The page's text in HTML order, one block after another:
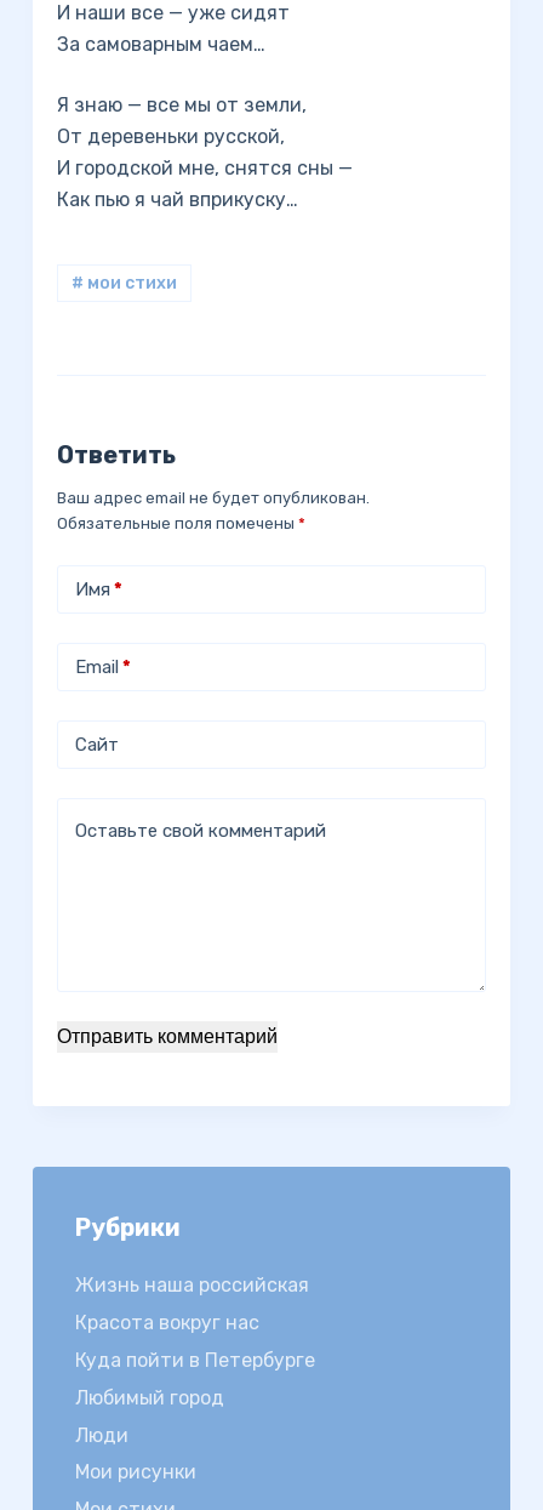
И наши все — уже сидят
За самоварным чаем…
Я знаю — все мы от земли,
От деревеньки русской,
И городской мне, снятся сны —
Как пью я чай вприкуску…
# мои стихи
Ответить
Ваш адрес email не будет опубликован.
Обязательные поля помечены *
Имя *
Email *
Сайт
Оставьте свой комментарий
Отправить комментарий
Рубрики
Жизнь наша российская
Красота вокруг нас
Куда пойти в Петербурге
Любимый город
Люди
Мои рисунки